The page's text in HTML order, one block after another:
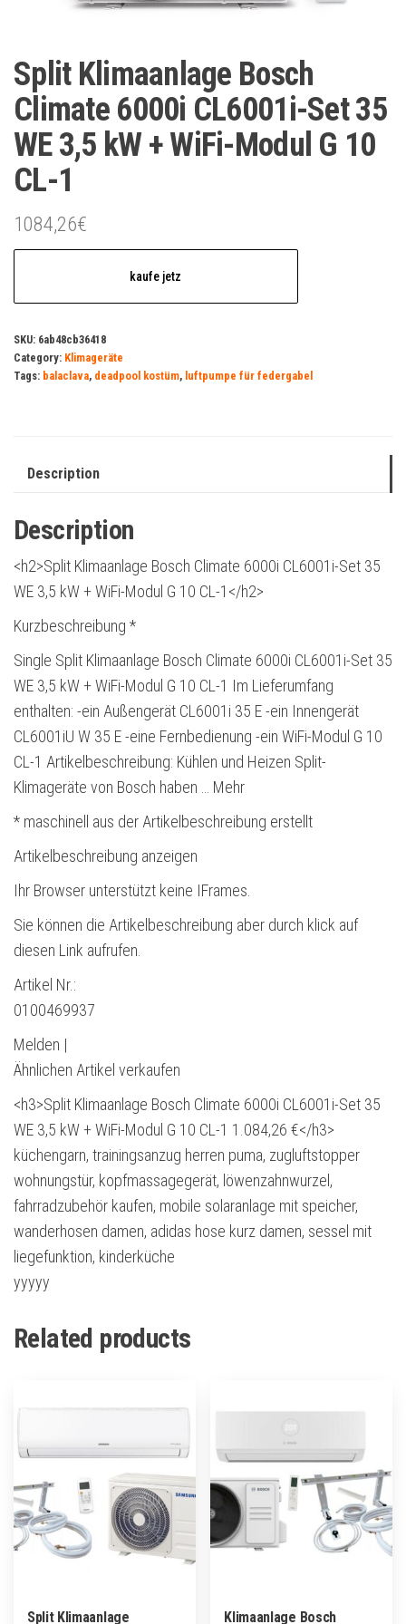
Split Klimaanlage Bosch
Climate 6000i CL6001i-Set 35
WE 3,5 kW + WiFi-Modul G 10
CL-1
1084,26€
kaufe jetz
SKU: 6ab48cb36418
Category: Klimageräte
Tags: balaclava, deadpool kostüm, luftpumpe für federgabel
Description
Description
<h2>Split Klimaanlage Bosch Climate 6000i CL6001i-Set 35
WE 3,5 kW + WiFi-Modul G 10 CL-1</h2>
Kurzbeschreibung *
Single Split Klimaanlage Bosch Climate 6000i CL6001i-Set 35
WE 3,5 kW + WiFi-Modul G 10 CL-1 Im Lieferumfang
enthalten: -ein Außengerät CL6001i 35 E -ein Innengerät
CL6001iU W 35 E -eine Fernbedienung -ein WiFi-Modul G 10
CL-1 Artikelbeschreibung: Kühlen und Heizen Split-
Klimageräte von Bosch haben … Mehr
* maschinell aus der Artikelbeschreibung erstellt
Artikelbeschreibung anzeigen
Ihr Browser unterstützt keine IFrames.
Sie können die Artikelbeschreibung aber durch klick auf
diesen Link aufrufen.
Artikel Nr.:
0100469937
Melden |
Ähnlichen Artikel verkaufen
<h3>Split Klimaanlage Bosch Climate 6000i CL6001i-Set 35
WE 3,5 kW + WiFi-Modul G 10 CL-1 1.084,26 €</h3>
küchengarn, trainingsanzug herren puma, zugluftstopper
wohnungstür, kopfmassagegerät, löwenzahnwurzel,
fahrradzubehör kaufen, mobile solaranlage mit speicher,
wanderhosen damen, adidas hose kurz damen, sessel mit
liegefunktion, kinderküche
yyyyy
Related products
Split Klimaanlage Klimaanlage Bosch